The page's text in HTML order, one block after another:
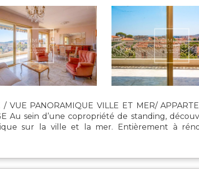
/ VUE PANORAMIQUE VILLE ET MER/
Au sein d’une copropriété de standing,
sur la ville et la mer. Entièrement à